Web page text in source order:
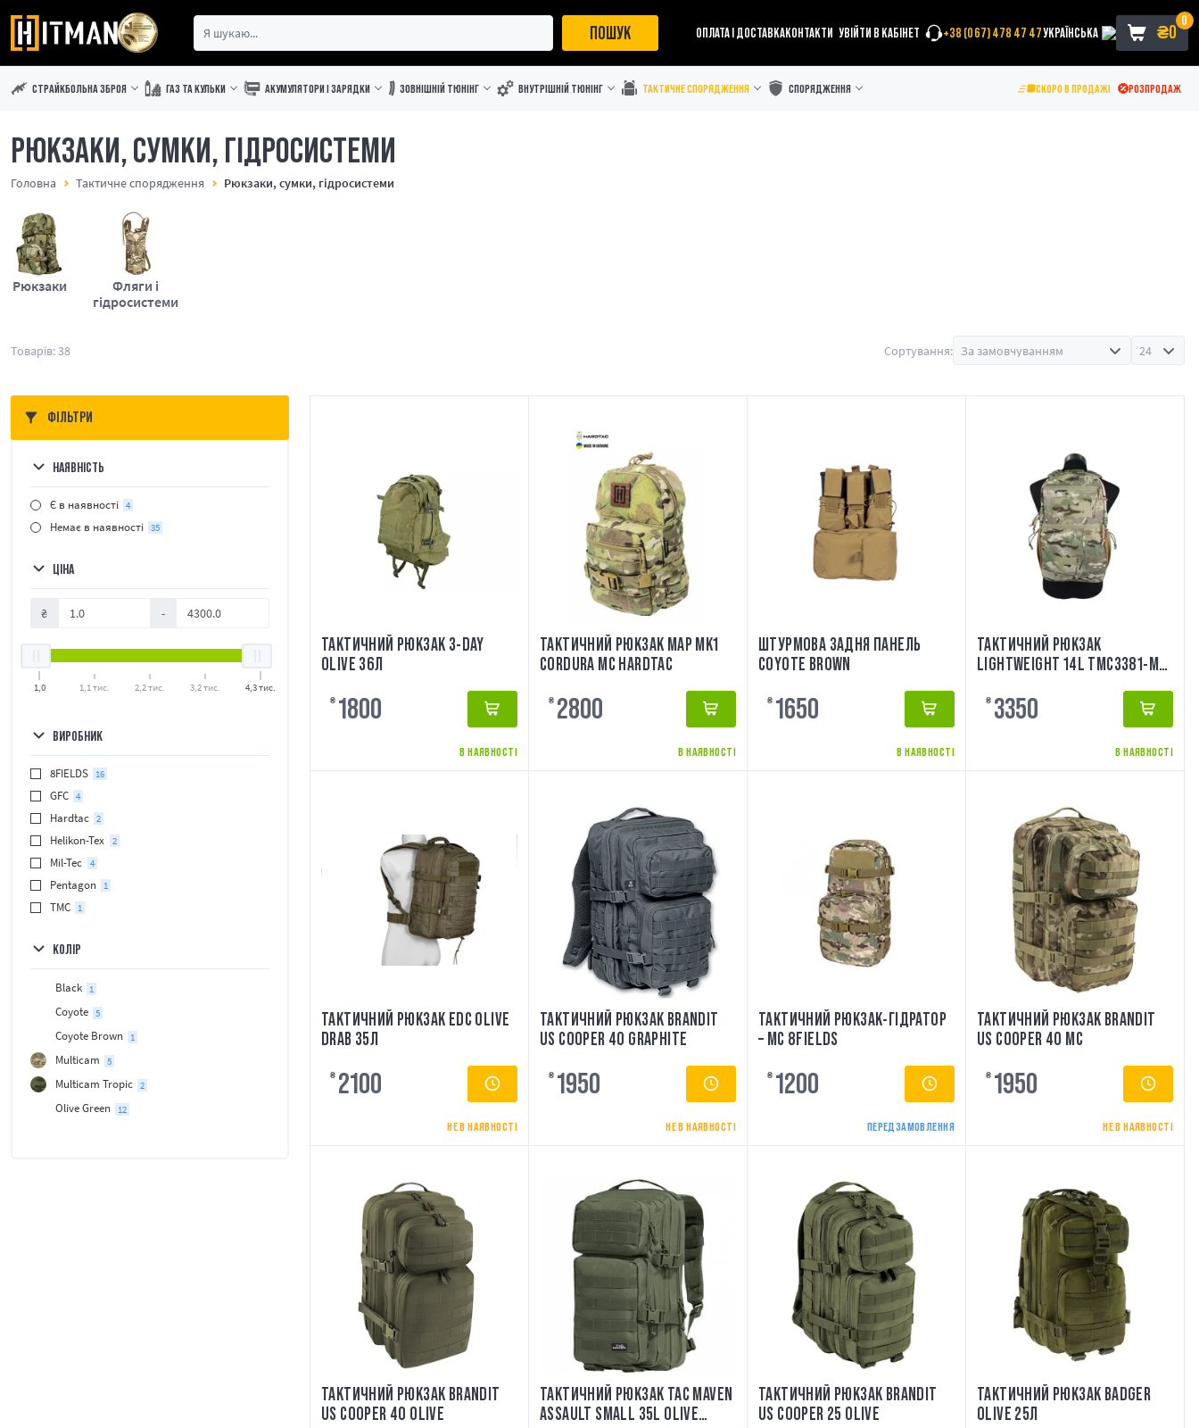
ПОШУК ОПЛАТА І ДОСТАВКАКОНТАКТИ УВІЙТИ В КАБІНЕТ +38 (067) 478 47 47УКРАЇНСЬКА
0
₴0
СТРАЙКБОЛЬНА ЗБРОЯ ГАЗ ТА КУЛЬКИ АКУМУЛЯТОРИ І ЗАРЯДКИ ЗОВНІШНІЙ ТЮНІНГ ВНУТРІШНІЙ ТЮНІНГ ТАКТИЧНЕ СПОРЯДЖЕННЯ СПОРЯДЖЕННЯ СКОРО В ПРОДАЖІ РОЗПРОДАЖ
РЮКЗАКИ, СУМКИ, ГІДРОСИСТЕМИ
Головна Тактичне спорядження Рюкзаки, сумки, гідросистеми
Рюкзаки
Фляги і
гідросистеми
Товарів: 38 Сортування:
ФІЛЬТРИ
НАЯВНІСТЬ
Є в наявності 4
Немає в наявності 35
ЦІНА
₴ -
1,0 1,1 тис. 2,2 тис. 3,2 тис. 4,3 тис.
ВИРОБНИК
8FIELDS 16
GFC 4
Hardtac 2
Helikon-Tex 2
Mil-Tec 4
Pentagon 1
TMC 1
КОЛІР
Black 1
Coyote 5
Coyote Brown 1
Multicam 5
Multicam Tropic 2
Olive Green 12
ТАКТИЧНИЙ РЮКЗАК 3-DAY
OLIVE 36Л
₴ 1800
В НАЯВНОСТІ
ТАКТИЧНИЙ РЮКЗАК MAP MK1
CORDURA MC HARDTAC
₴ 2800
В НАЯВНОСТІ
ШТУРМОВА ЗАДНЯ ПАНЕЛЬ
COYOTE BROWN
₴ 1650
В НАЯВНОСТІ
ТАКТИЧНИЙ РЮКЗАК
LIGHTWEIGHT 14L TMC3381-MC
₴ 3350
В НАЯВНОСТІ
ТАКТИЧНИЙ РЮКЗАК EDC OLIVE
DRAB 35Л
₴ 2100
НЕ В НАЯВНОСТІ
ТАКТИЧНИЙ РЮКЗАК BRANDIT
US COOPER 40 GRAPHITE
₴ 1950
НЕ В НАЯВНОСТІ
ТАКТИЧНИЙ РЮКЗАК-ГІДРАТОР
– MC 8FIELDS
₴ 1200
ПЕРЕДЗАМОВЛЕННЯ
ТАКТИЧНИЙ РЮКЗАК BRANDIT
US COOPER 40 MC
₴ 1950
НЕ В НАЯВНОСТІ
ТАКТИЧНИЙ РЮКЗАК BRANDIT
US COOPER 40 OLIVE
ТАКТИЧНИЙ РЮКЗАК TAC MAVEN
ASSAULT SMALL 35L OLIVE
ТАКТИЧНИЙ РЮКЗАК BRANDIT
US COOPER 25 OLIVE
ТАКТИЧНИЙ РЮКЗАК BADGER
OLIVE 25Л